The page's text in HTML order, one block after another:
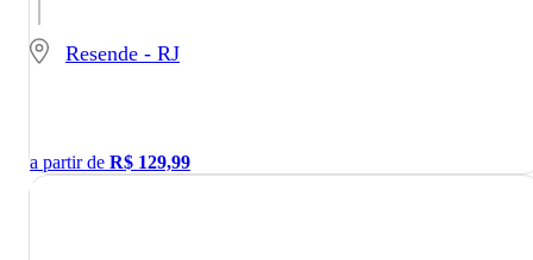
Resende - RJ
a partir de R$ 129,99